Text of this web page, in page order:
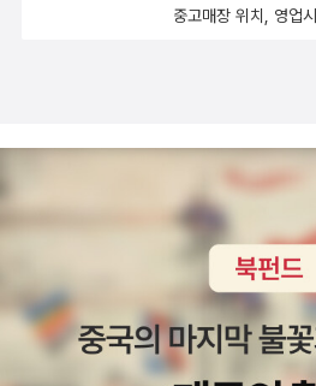
은 과 특성상 남녀 간의 복잡 미묘하게
아 그 팔을 손으로 세게 탁 뿌리쳤더니,
게 비싸게 구네!!!"라고 한 마디를 하는
꾸를 하지 못하고, 그냥 자리를 피했었다
곤, 졸업할 때까지 걔랑 말을 섞지 않는
나, 가만 지켜보니 어깨동무를 하는 남자
듯 하면서, 팔을 꺾어 비틀어 버렸다. 힘
프다고 엄살을 떨더니, 눈치 빠른 남자
가 없다. 이른바 '채무자 뽑아먹기'로 여
된 한 ‘매직미러 초이스‘ 유흥주점은
한 결과 하루 평균 5000만 원의 매출을
0억 원의 수입을 올렸다고 추정된다(
희 인터뷰같이 읽으면 좋을 책들
보니까, 아니면 다큐를 보지 왜 드라마
고 하면서 다소 폭을 넓게 인정해 준다
용납되지 않는 거 아닌가. 건너 건너지
로 식사를 거부하면서 살찔 바에는 굶어
는 얘기가 들려오는데, 아이들을 이렇
이들에게 디즈니 초기작들(백설공주, 신
끔 보여주는데, 동물이 주인공인 건 괜찮
슬릴 때가 있다. 그나마 디즈니가 만든
다는 공주에게 능동성을 부여하긴 하지
그런데 이런 식이면 절대로 도스토예프
리브 키터리지>와 <다시, 올리브>다. <
이 갈리는 것 같지만 나는 두 권 다 너무
꺼내 읽어보고 싶다. 그때마다 느낌이
강요하는가>도 참 좋았는데 번역이 아
의 전기를 다룬 그래픽노블인데, 재밌었
가>를 꺼내 놨는데 시작은 못했고, 전자
웰 산문선>을 다운받아 두 편 읽어봤는
라를 잃은 심정이었다. 나는 나라를 잃
어서 얼굴을 바닥에 대고 눈을 감았다.
렇게 아픈 것으로 마음의 아픔을 이겨낼
되는 일이라는 걸 알았지만 그래도 그런
침에는 일찍 일어났다. 내 새끼의 입에
테니. 하얀 쌀밥을 짓고 된장국을 끓였
정도면 됐다고 생각했다. 이 정도의 눈
중고매장 위치, 영업